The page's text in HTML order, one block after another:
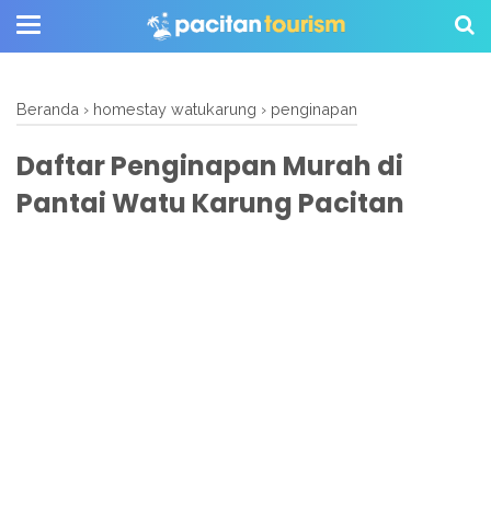
Beranda › homestay watukarung › penginapan
Daftar Penginapan Murah di
Pantai Watu Karung Pacitan